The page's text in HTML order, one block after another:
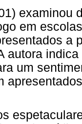
examinou
em
a
autora
um